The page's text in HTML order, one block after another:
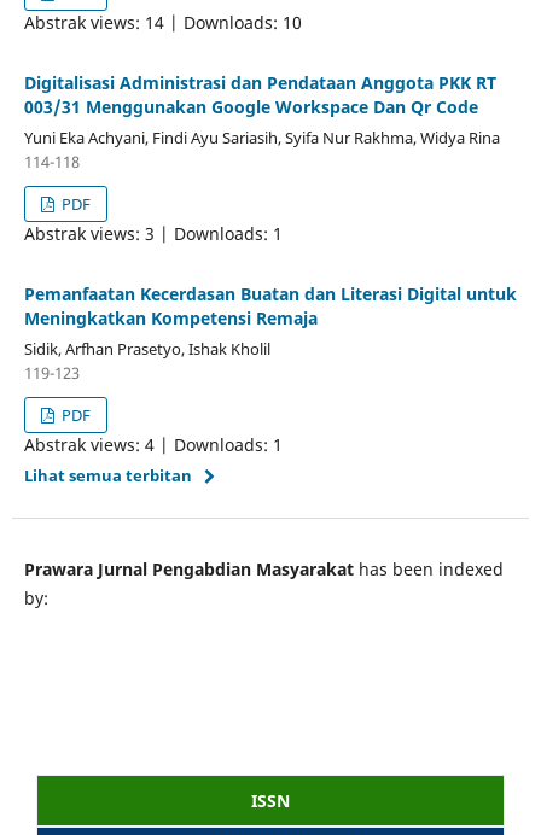
Abstrak views: 14 | Downloads: 10
Digitalisasi Administrasi dan Pendataan Anggota PKK RT
003/31 Menggunakan Google Workspace Dan Qr Code
Yuni Eka Achyani, Findi Ayu Sariasih, Syifa Nur Rakhma, Widya Rina
114-118
PDF
Abstrak views: 3 | Downloads: 1
Pemanfaatan Kecerdasan Buatan dan Literasi Digital untuk
Meningkatkan Kompetensi Remaja
Sidik, Arfhan Prasetyo, Ishak Kholil
119-123
PDF
Abstrak views: 4 | Downloads: 1
Lihat semua terbitan
Prawara Jurnal Pengabdian Masyarakat has been indexed
by:
ISSN